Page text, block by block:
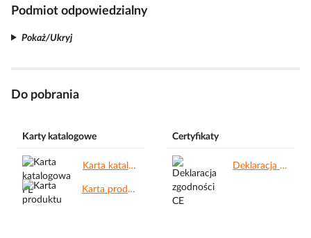
Podmiot odpowiedzialny
Pokaż/Ukryj
Do pobrania
Karty katalogowe
Karta katalogowa PL.pdf
Karta produktu.pdf
Certyfikaty
Deklaracja zgodności CE.pdf